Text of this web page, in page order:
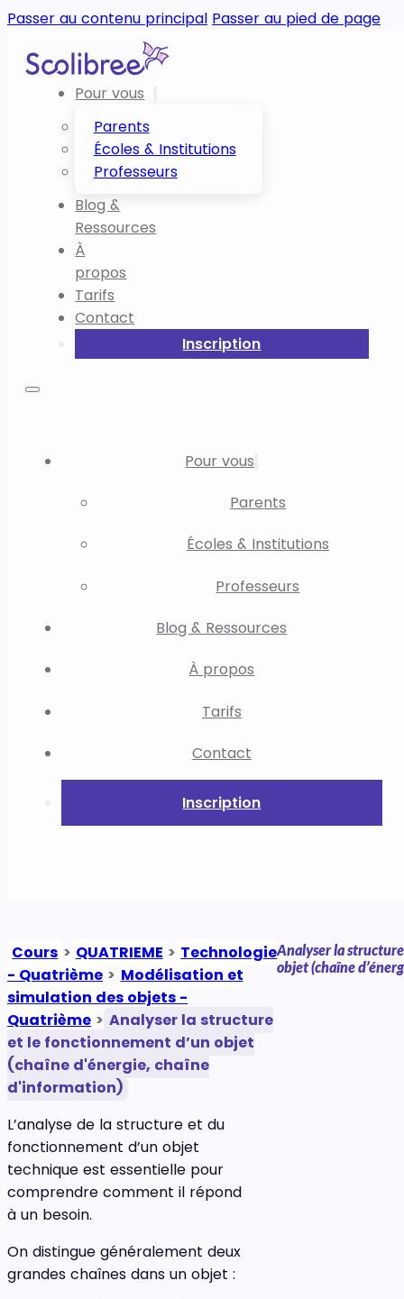
Passer au contenu principal Passer au pied de page
Pour vous
Parents
Écoles & Institutions
Professeurs
Blog &
Ressources
À
propos
Tarifs
Contact
Inscription
Pour vous
Parents
Écoles & Institutions
Professeurs
Blog & Ressources
À propos
Tarifs
Contact
Inscription
Cours > QUATRIEME > Technologie
- Quatrième > Modélisation et
simulation des objets -
Quatrième > Analyser la structure
et le fonctionnement d’un objet
(chaîne d'énergie, chaîne
d'information)
Analyser la
objet (chaîne
L’analyse de la structure et du
fonctionnement d’un objet
technique est essentielle pour
comprendre comment il répond
à un besoin.
On distingue généralement deux
grandes chaînes dans un objet :